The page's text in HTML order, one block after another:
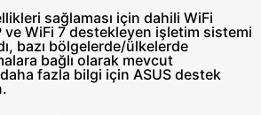
sağlaması için dahili WiFi
ve WiFi 7 destekleyen işletim sistemi
bazı bölgelerde/ülkelerde
bağlı olarak mevcut
fazla bilgi için ASUS destek